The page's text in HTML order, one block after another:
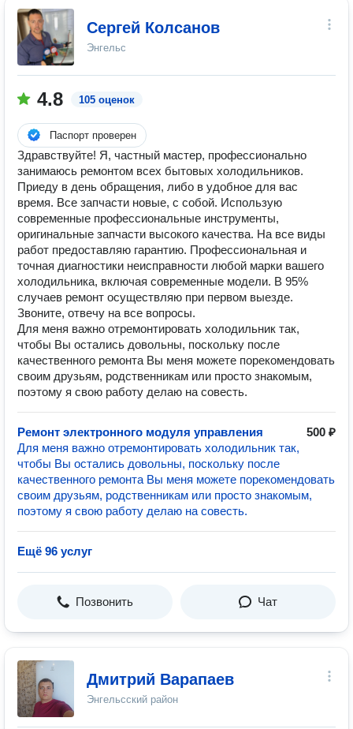
Сергей Колсанов
Энгельс
4.8 105 оценок
Паспорт проверен
Здравствуйте! Я, частный мастер, профессионально
занимаюсь ремонтом всех бытовых холодильников.
Приеду в день обращения, либо в удобное для вас
время. Все запчасти новые, с собой. Использую
современные профессиональные инструменты,
оригинальные запчасти высокого качества. На все виды
работ предоставляю гарантию. Профессиональная и
точная диагностики неисправности любой марки вашего
холодильника, включая современные модели. В 95%
случаев ремонт осуществляю при первом выезде.
Звоните, отвечу на все вопросы.
Для меня важно отремонтировать холодильник так,
чтобы Вы остались довольны, поскольку после
качественного ремонта Вы меня можете порекомендовать
своим друзьям, родственникам или просто знакомым,
поэтому я свою работу делаю на совесть.
Ремонт электронного модуля управления
500 ₽
Для меня важно отремонтировать холодильник так,
чтобы Вы остались довольны, поскольку после
качественного ремонта Вы меня можете порекомендовать
своим друзьям, родственникам или просто знакомым,
поэтому я свою работу делаю на совесть.
Ещё 96 услуг
Позвонить Чат
Дмитрий Варапаев
Энгельсский район